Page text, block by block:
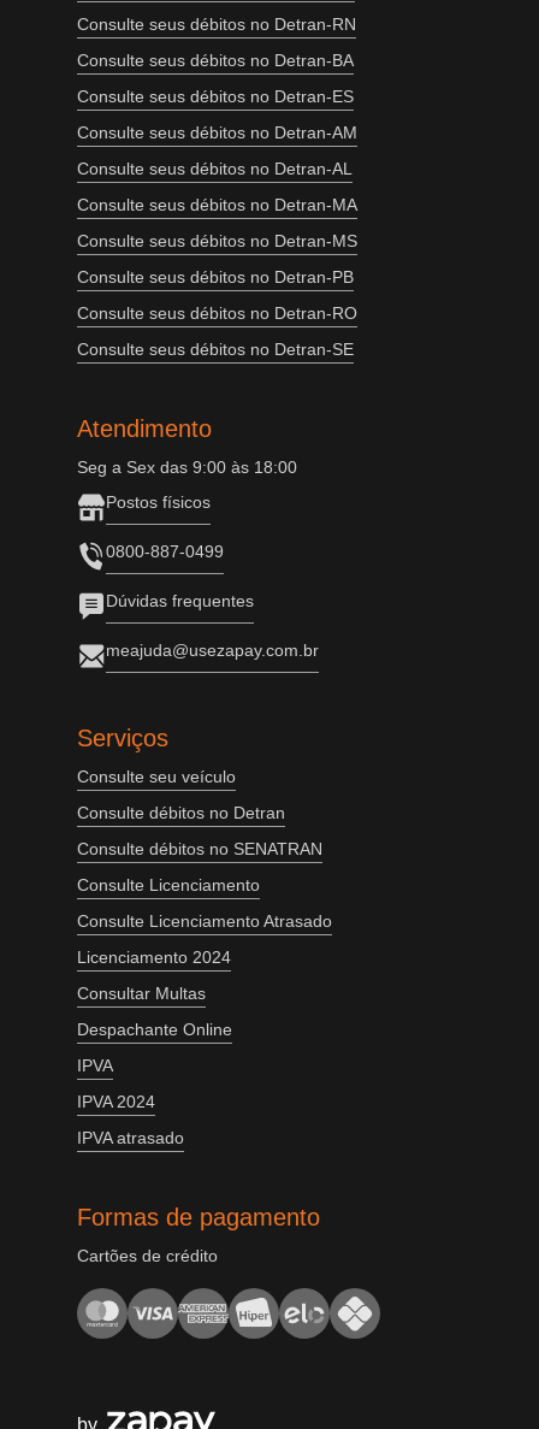
Consulte seus débitos no Detran-RN
Consulte seus débitos no Detran-BA
Consulte seus débitos no Detran-ES
Consulte seus débitos no Detran-AM
Consulte seus débitos no Detran-AL
Consulte seus débitos no Detran-MA
Consulte seus débitos no Detran-MS
Consulte seus débitos no Detran-PB
Consulte seus débitos no Detran-RO
Consulte seus débitos no Detran-SE
Atendimento
Seg a Sex das 9:00 às 18:00
Postos físicos
0800-887-0499
Dúvidas frequentes
meajuda@usezapay.com.br
Serviços
Consulte seu veículo
Consulte débitos no Detran
Consulte débitos no SENATRAN
Consulte Licenciamento
Consulte Licenciamento Atrasado
Licenciamento 2024
Consultar Multas
Despachante Online
IPVA
IPVA 2024
IPVA atrasado
Formas de pagamento
Cartões de crédito
by